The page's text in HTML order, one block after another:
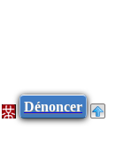
Dénoncer